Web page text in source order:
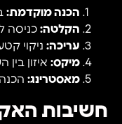
הכנה מוקדמת:
הקלטה: כניסה
עריכה: ניקוי
מיקס: איזון
מאסטרינג:
חשיבות